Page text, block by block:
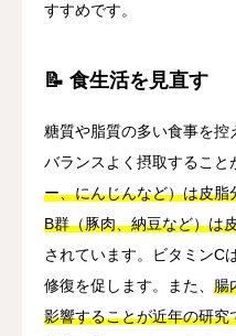
すすめです。
📝 食生活を見直す
糖質や脂質の多い食事を控
バランスよく摂取すること
ー、にんじんなど）は皮
B群（豚肉、納豆など）は
されています。ビタミンC
修復を促します。また、 腸
影響することが近年の研究